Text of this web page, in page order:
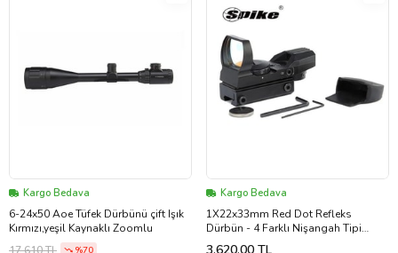
Kargo Bedava
6-24x50 Aoe Tüfek Dürbünü çift Işık
Kırmızı,yeşil Kaynaklı Zoomlu
17.610 TL
%70
Kargo Bedava
1X22x33mm Red Dot Refleks
Dürbün - 4 Farklı Nişangah Tipi
22mm Ray Uyumlu